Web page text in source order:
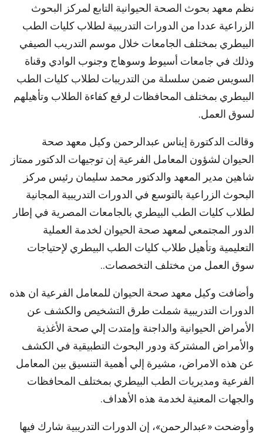
نظم معهد بحوث الصحة الحيوانية التابع لمركز البحوث
الزراعية عددا من الدورات التدريبية لطلاب كليات الطب
البيطري بمختلف الجامعات خلال موسم التدريب الصيفي
وذلك في جامعات أسيوط وسوهاج وجنوب الوادي وقناة
السويس ضمن سلسلة من التدريبات لطلاب كليات الطب
البيطري بمختلف المحافظات لرفع كفاءة الطلاب وتأهيلهم
لسوق العمل.
وقالت الدكتورة إيناس عبدالرحمن وكيل معهد صحة
الحيوان لشؤون المعامل الفرعية إن توجيهات الدكتور ممتاز
شاهين مدير المعهد والدكتور محمد سليمان رئيس مركز
البحوث الزراعية بالتوسع في الدورات التدريبية المجانية
لطلاب كليات الطب البيطري بالجامعات المصرية في إطار
الدور المجتمعي لمعهد صحة الحيوان لخدمة العملية
التعليمية وتأهيل طلاب كليات الطب البيطري لإحتياجات
سوق العمل من مختلف التخصصات..
وأضافت وكيل معهد صحة الحيوان للمعامل الفرعية ان هذه
الدورات التدريبية شملت طرق التشخيص والكشف عن
الأمراض الحيوانية والداجنة وإمتدت إلي صحة الأغذية
والأمراض المشتركة ودور البحوث التطبيقية في الكشف
عن هذه الامراض، مشيرة إلي أهمية التنسيق بين المعامل
الفرعية ومديريات الطب البيطري بمختلف المحافظات
والجهات المعنية لخدمة هذه الأهداف.
وأوضحت «عبدالرحمن»، إن الدورات التدريبية شارك فيها